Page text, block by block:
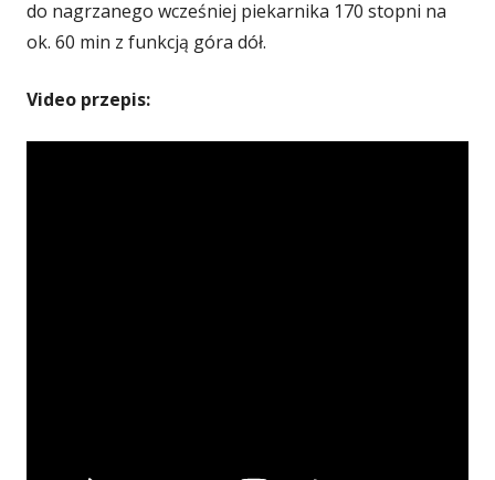
do nagrzanego wcześniej piekarnika 170 stopni na
ok. 60 min z funkcją góra dół.
Video przepis: